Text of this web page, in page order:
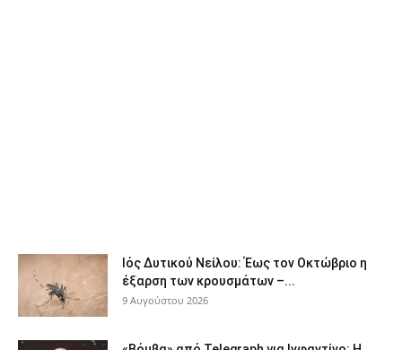
Ιός Δυτικού Νείλου: Έως τον Οκτώβριο η
έξαρση των κρουσμάτων –...
9 Αυγούστου 2026